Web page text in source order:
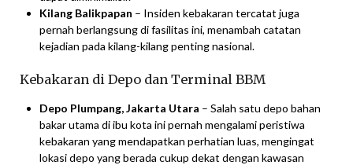
Kilang Balikpapan – Insiden kebakaran tercatat juga
pernah berlangsung di fasilitas ini, menambah catatan
kejadian pada kilang-kilang penting nasional.
Kebakaran di Depo dan Terminal BBM
Depo Plumpang, Jakarta Utara – Salah satu depo bahan
bakar utama di ibu kota ini pernah mengalami peristiwa
kebakaran yang mendapatkan perhatian luas, mengingat
lokasi depo yang berada cukup dekat dengan kawasan